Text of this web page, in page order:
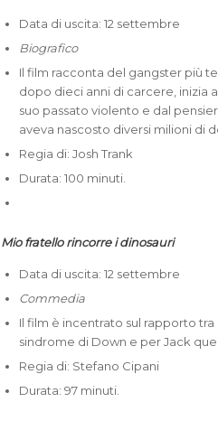
Data di uscita: 12 settembre
Biografico
Il film racconta del gangster più
dopo dieci anni di carcere, inizia
suo passato violento e dal
aveva nascosto diversi milioni di
Regia di: Josh Trank
Durata: 100 minuti.
Mio fratello rincorre i dinosauri
Data di uscita: 12 settembre
Commedia
Il film è incentrato sul rapporto tra
sindrome di Down e per Jack
Regia di: Stefano Cipani
Durata: 97 minuti.